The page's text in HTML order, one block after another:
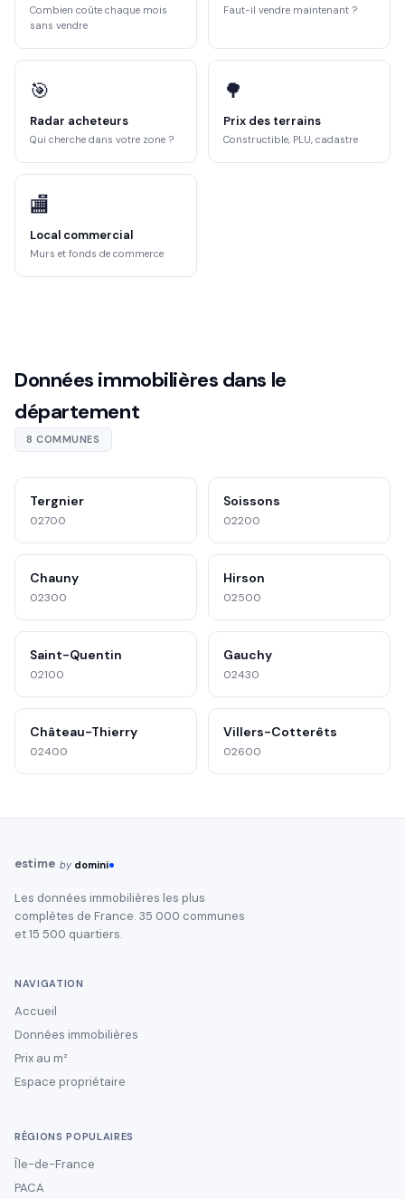
Combien coûte chaque mois
sans vendre
Faut-il vendre maintenant ?
🎯
Radar acheteurs
Qui cherche dans votre zone ?
🌳
Prix des terrains
Constructible, PLU, cadastre
🏬
Local commercial
Murs et fonds de commerce
Données immobilières dans le
département
8 COMMUNES
Tergnier
02700
Soissons
02200
Chauny
02300
Hirson
02500
Saint-Quentin
02100
Gauchy
02430
Château-Thierry
02400
Villers-Cotterêts
02600
estime by domini
Les données immobilières les plus
complètes de France. 35 000 communes
et 15 500 quartiers.
NAVIGATION
Accueil
Données immobilières
Prix au m²
Espace propriétaire
RÉGIONS POPULAIRES
Île-de-France
PACA